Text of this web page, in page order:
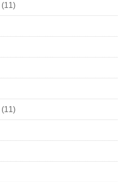
(11)
(11)